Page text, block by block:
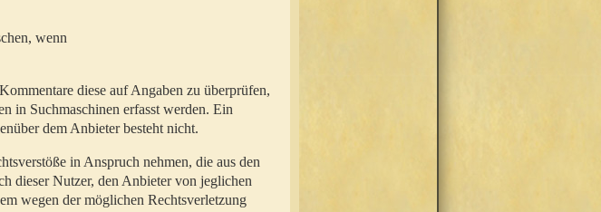
wenn
diese auf Angaben zu überprüfen,
in Suchmaschinen erfasst werden. Ein
dem Anbieter besteht nicht.
in Anspruch nehmen, die aus den
dieser Nutzer, den Anbieter von jeglichen
wegen der möglichen Rechtsverletzung